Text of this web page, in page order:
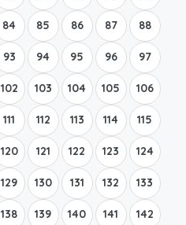
84 85 86 87 88
93 94 95 96 97
102 103 104 105 106
111 112 113 114 115
120 121 122 123 124
129 130 131 132 133
138 139 140 141 142